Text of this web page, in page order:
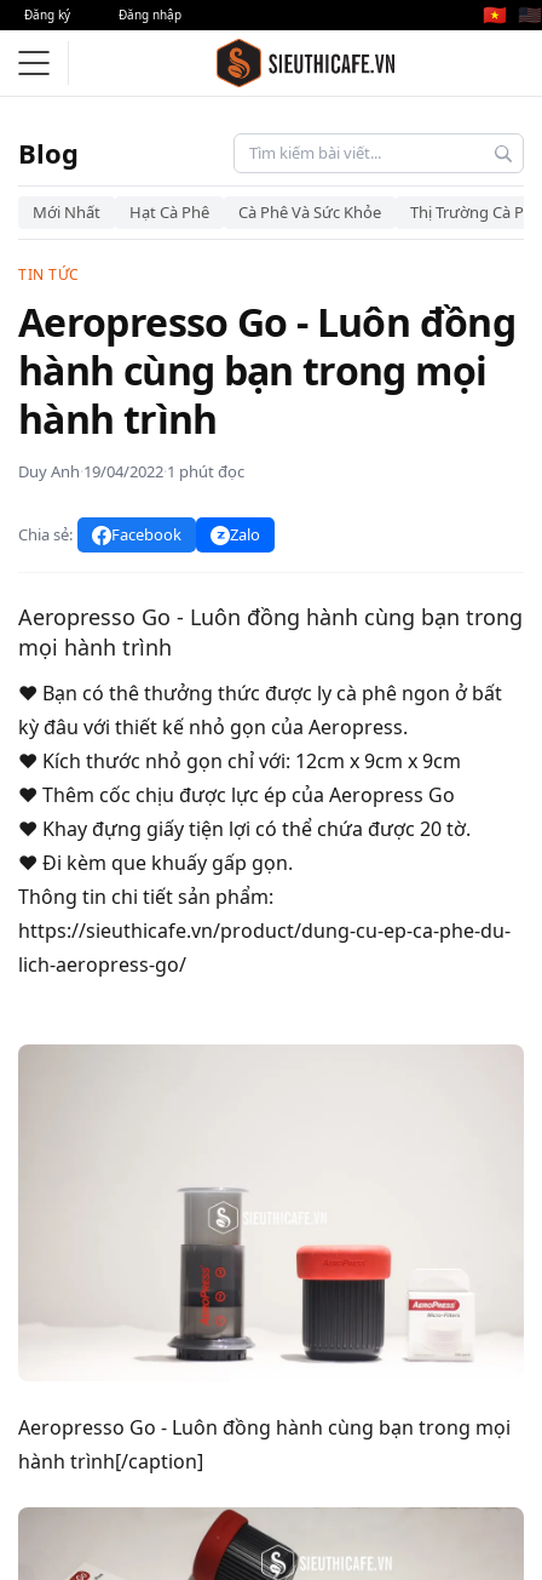
Đăng ký Đăng nhập 🇻🇳 🇺🇸
Blog
Mới Nhất Hạt Cà Phê Cà Phê Và Sức Khỏe Thị Trường Cà Phê
TIN TỨC
Aeropresso Go - Luôn đồng
hành cùng bạn trong mọi
hành trình
Duy Anh·19/04/2022·1 phút đọc
Chia sẻ: Facebook Zalo
Aeropresso Go - Luôn đồng hành cùng bạn trong
mọi hành trình
❤ Bạn có thê thưởng thức được ly cà phê ngon ở bất
kỳ đâu với thiết kế nhỏ gọn của Aeropress.
❤ Kích thước nhỏ gọn chỉ với: 12cm x 9cm x 9cm
❤ Thêm cốc chịu được lực ép của Aeropress Go
❤ Khay đựng giấy tiện lợi có thể chứa được 20 tờ.
❤ Đi kèm que khuấy gấp gọn.
Thông tin chi tiết sản phẩm:
https://sieuthicafe.vn/product/dung-cu-ep-ca-phe-du-
lich-aeropress-go/
Aeropresso Go - Luôn đồng hành cùng bạn trong mọi
hành trình[/caption]